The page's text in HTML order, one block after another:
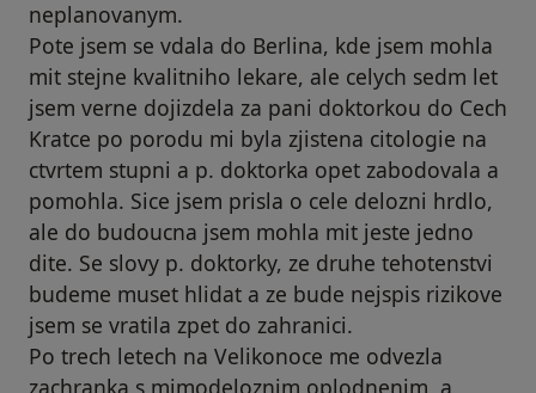
neplanovanym.
Pote jsem se vdala do Berlina, kde jsem mohla
mit stejne kvalitniho lekare, ale celych sedm let
jsem verne dojizdela za pani doktorkou do Cech
Kratce po porodu mi byla zjistena citologie na
ctvrtem stupni a p. doktorka opet zabodovala a
pomohla. Sice jsem prisla o cele delozni hrdlo,
ale do budoucna jsem mohla mit jeste jedno
dite. Se slovy p. doktorky, ze druhe tehotenstvi
budeme muset hlidat a ze bude nejspis rizikove
jsem se vratila zpet do zahranici.
Po trech letech na Velikonoce me odvezla
zachranka s mimodeloznim oplodnenim, a